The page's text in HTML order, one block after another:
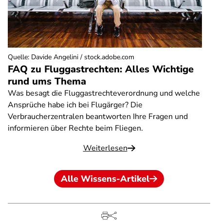
FAQ zu Fluggastrechten: Alles Wichtige
rund ums Thema
Was besagt die Fluggastrechteverordnung und welche
Ansprüche habe ich bei Flugärger? Die
Verbraucherzentralen beantworten Ihre Fragen und
informieren über Rechte beim Fliegen.
Weiterlesen
Quelle: Davide Angelini / stock.adobe.com
Alle Wissens-Artikel